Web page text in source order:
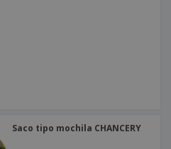
Saco tipo mochila CHANCERY